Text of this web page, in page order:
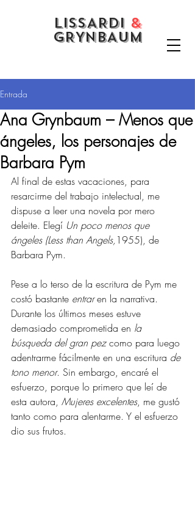
LISSARDI &
GRYNBAUM
Entrada
Ana Grynbaum – Menos que
ángeles, los personajes de
Barbara Pym
Al final de estas vacaciones, para
resarcirme del trabajo intelectual, me
dispuse a leer una novela por mero
deleite. Elegí Un poco menos que
ángeles (Less than Angels,1955), de
Barbara Pym.
Pese a lo terso de la escritura de Pym me
costó bastante entrar en la narrativa.
Durante los últimos meses estuve
demasiado comprometida en la
búsqueda del gran pez como para luego
adentrarme fácilmente en una escritura de
tono menor. Sin embargo, encaré el
esfuerzo, porque lo primero que leí de
esta autora, Mujeres excelentes, me gustó
tanto como para alentarme. Y el esfuerzo
dio sus frutos.